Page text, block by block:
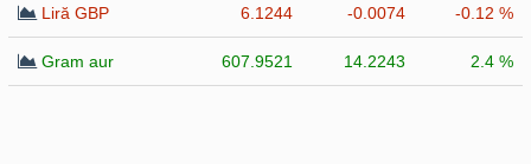
Liră GBP 6.1244 -0.0074 -0.12 %
Gram aur 607.9521 14.2243 2.4 %